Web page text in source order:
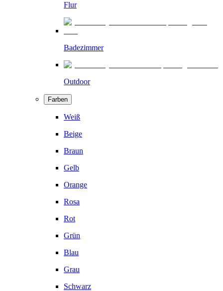
Flur
Badezimmer
Outdoor
Farben
Weiß
Beige
Braun
Gelb
Orange
Rosa
Rot
Grün
Blau
Grau
Schwarz